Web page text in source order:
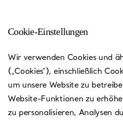
Standorte von Tiffany
Cookie-Einstellungen
Wir verwenden Cookies und
(„Cookies“), einschließlich
um unsere Website zu
Website-Funktionen zu
zu personalisieren, Analysen